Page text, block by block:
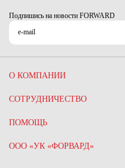
Подпишись на новости FORWARD
О КОМПАНИИ
СОТРУДНИЧЕСТВО
ПОМОЩЬ
ООО «УК «ФОРВАРД»